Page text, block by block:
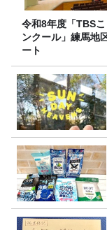
令和8年度「TBS
ンクール」練馬地
ート